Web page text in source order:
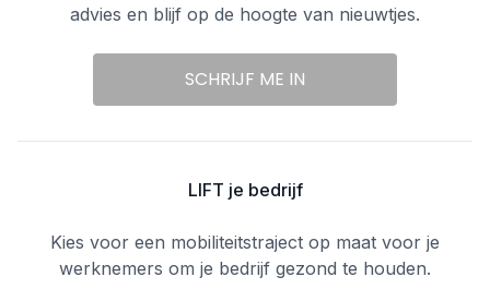
advies en blijf op de hoogte van nieuwtjes.
SCHRIJF ME IN
LIFT je bedrijf
Kies voor een mobiliteitstraject op maat voor je
werknemers om je bedrijf gezond te houden.